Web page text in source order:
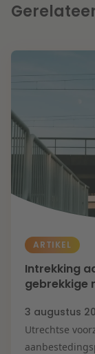
ARTIKEL
Intrekking
gebrekkige
3 augustus
Utrechtse